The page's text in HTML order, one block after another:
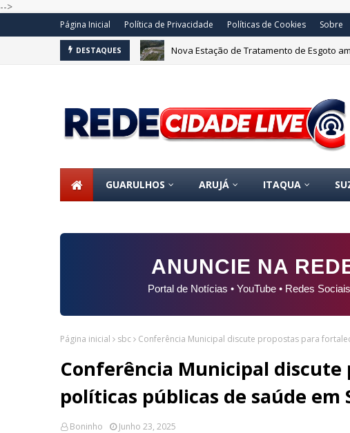
-->
Página Inicial Política de Privacidade Políticas de Cookies Sobre
DESTAQUES Nova Estação de Tratamento de Esgoto
GUARULHOS ARUJÁ ITAQUA
ANUNCIE NA
Portal de Notícias • YouTube • Redes
Página inicial sbc Conferência Municipal discute propostas para
Conferência Municipal
políticas públicas de saúde em
Boninho Junho 23, 2025